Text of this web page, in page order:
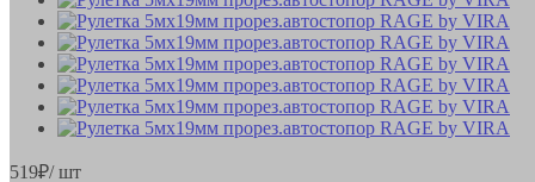
519₽/ шт